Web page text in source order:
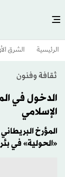
الرئيسية الشرق
ثقافة وفنون
الدخول في
الإسلامي
المؤرخ
«الحولية» في بئر